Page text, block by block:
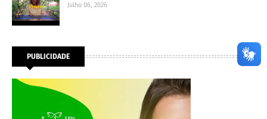
Julho 06, 2026
PUBLICIDADE